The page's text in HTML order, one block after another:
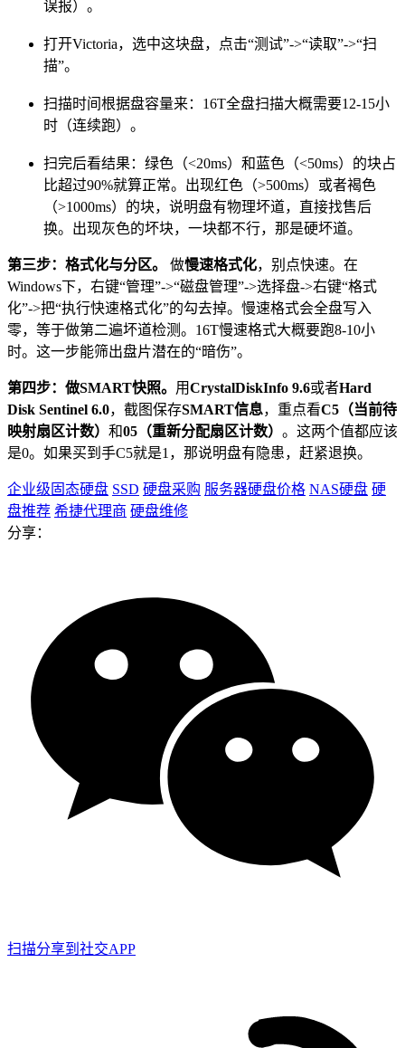
误报）。
打开Victoria，选中这块盘，点击“测试”->“读取”->“扫
描”。
扫描时间根据盘容量来：16T全盘扫描大概需要12-15小
时（连续跑）。
扫完后看结果：绿色（<20ms）和蓝色（<50ms）的块占
比超过90%就算正常。出现红色（>500ms）或者褐色
（>1000ms）的块，说明盘有物理坏道，直接找售后
换。出现灰色的坏块，一块都不行，那是硬坏道。
第三步：格式化与分区。 做慢速格式化，别点快速。在
Windows下，右键“管理”->“磁盘管理”->选择盘->右键“格式
化”->把“执行快速格式化”的勾去掉。慢速格式会全盘写入
零，等于做第二遍坏道检测。16T慢速格式大概要跑8-10小
时。这一步能筛出盘片潜在的“暗伤”。
第四步：做SMART快照。 用CrystalDiskInfo 9.6或者Hard
Disk Sentinel 6.0，截图保存SMART信息，重点看C5（当前待
映射扇区计数） 和05（重新分配扇区计数） 。这两个值都应该
是0。如果买到手C5就是1，那说明盘有隐患，赶紧退换。
企业级固态硬盘 SSD 硬盘采购 服务器硬盘价格 NAS硬盘 硬
盘推荐 希捷代理商 硬盘维修
分享：
扫描分享到社交APP